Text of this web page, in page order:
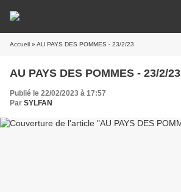
Accueil » AU PAYS DES POMMES - 23/2/23
AU PAYS DES POMMES - 23/2/23
Publié le 22/02/2023 à 17:57
Par SYLFAN